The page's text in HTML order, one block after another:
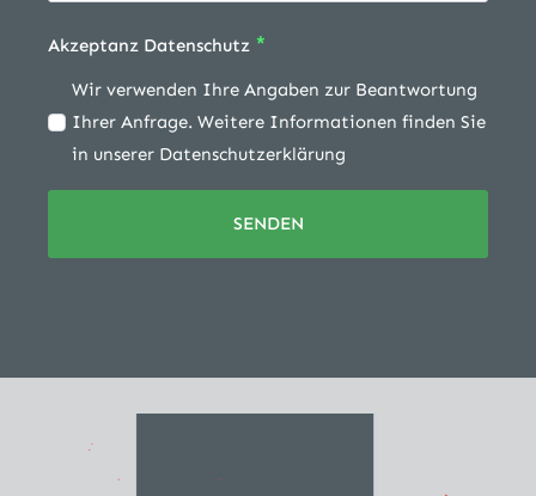
Akzeptanz Datenschutz *
Wir verwenden Ihre Angaben zur Beantwortung
Ihrer Anfrage. Weitere Informationen finden Sie
in unserer Datenschutzerklärung
SENDEN